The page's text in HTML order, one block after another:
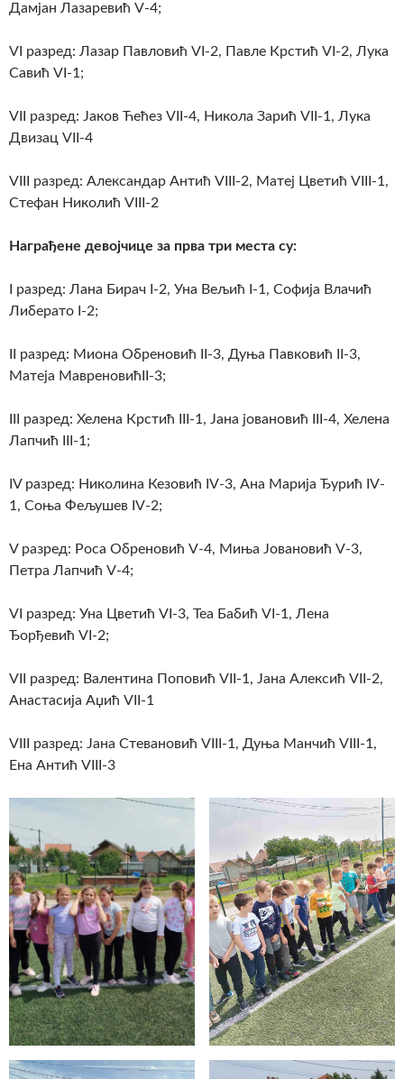
Дамјан Лазаревић V-4;
VI разред: Лазар Павловић VI-2, Павле Крстић VI-2, Лука
Савић VI-1;
VII разред: Јаков Ћећез VII-4, Никола Зарић VII-1, Лука
Двизац VII-4
VIII разред: Александар Антић VIII-2, Матеј Цветић VIII-1,
Стефан Николић VIII-2
Награђене девојчице за прва три места су:
I разред: Лана Бирач I-2, Уна Вељић I-1, Софија Влачић
Либерато I-2;
II разред: Миона Обреновић II-3, Дуња Павковић II-3,
Матеја МавреновићII-3;
III разред: Хелена Крстић III-1, Јана јовановић III-4, Хелена
Лапчић III-1;
IV разред: Николина Кезовић IV-3, Ана Марија Ђурић IV-
1, Соња Фељушев IV-2;
V разред: Роса Обреновић V-4, Миња Јовановић V-3,
Петра Лапчић V-4;
VI разред: Уна Цветић VI-3, Теа Бабић VI-1, Лена
Ђорђевић VI-2;
VII разред: Валентина Поповић VII-1, Јана Алексић VII-2,
Анастасија Аџић VII-1
VIII разред: Јана Стевановић VIII-1, Дуња Манчић VIII-1,
Ена Антић VIII-3